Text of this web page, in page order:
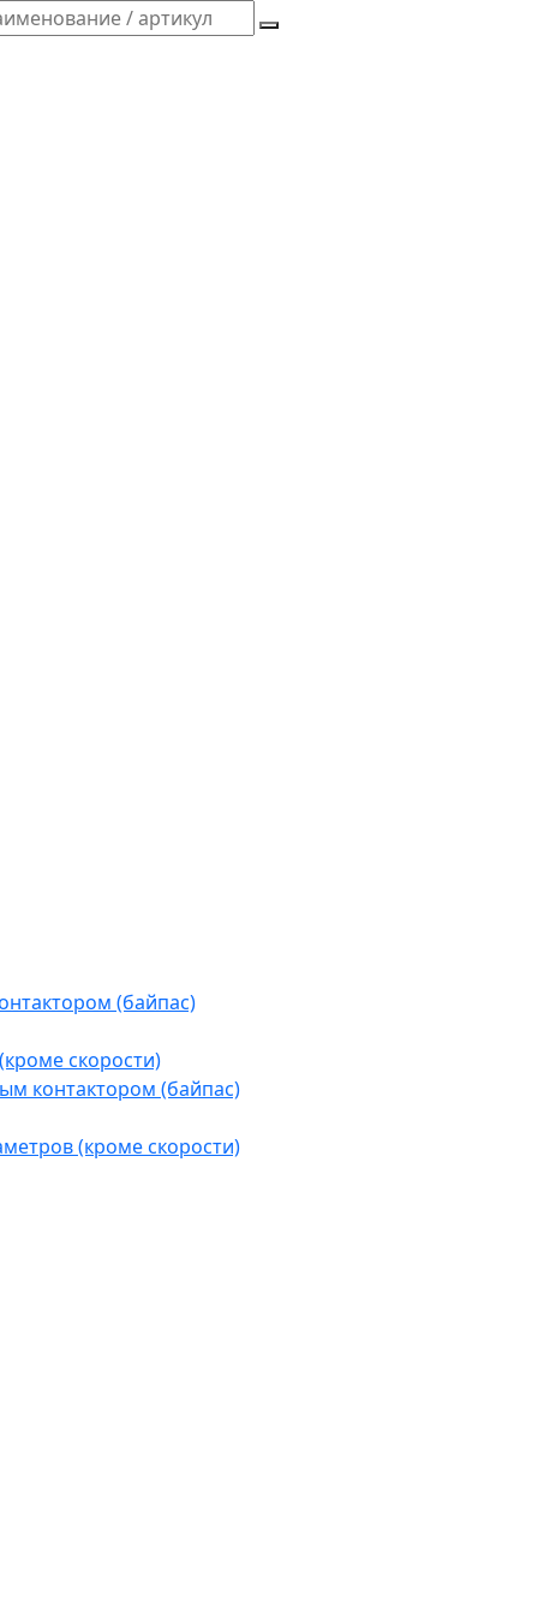
(байпас)
скорости)
контактором (байпас)
(кроме скорости)